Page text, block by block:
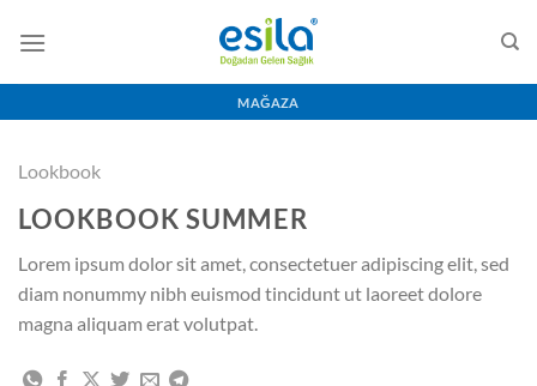
atla
MAĞAZA
Lookbook
LOOKBOOK SUMMER
Lorem ipsum dolor sit amet, consectetuer adipiscing elit, sed
diam nonummy nibh euismod tincidunt ut laoreet dolore
magna aliquam erat volutpat.